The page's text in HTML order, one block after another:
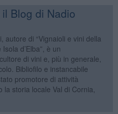
Blog di Nadio
autore di “Vignaioli e vini della
d’Elba”, è un
di vini e, più in generale,
Bibliofilo e instancabile
promotore di attività
la storia locale Val di Cornia,